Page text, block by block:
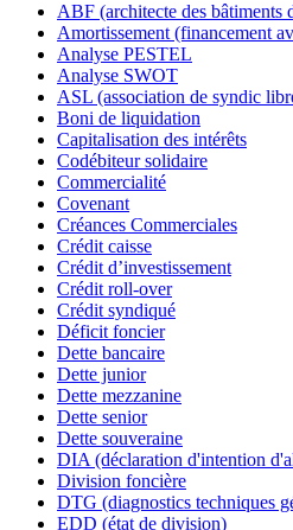
ABF (architecte des bâtiments
Amortissement (financement
Analyse PESTEL
Analyse SWOT
ASL (association de syndic
Boni de liquidation
Capitalisation des intérêts
Codébiteur solidaire
Commercialité
Covenant
Créances Commerciales
Crédit caisse
Crédit d’investissement
Crédit roll-over
Crédit syndiqué
Déficit foncier
Dette bancaire
Dette junior
Dette mezzanine
Dette senior
Dette souveraine
DIA (déclaration d'intention
Division foncière
DTG (diagnostics techniques
EDD (état de division)